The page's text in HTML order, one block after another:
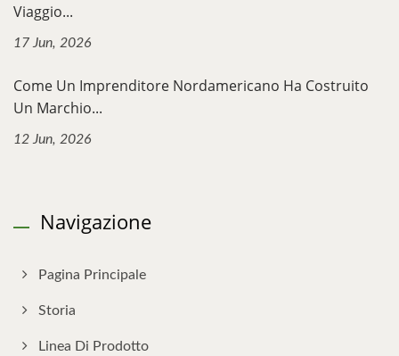
Viaggio...
17 Jun, 2026
Come Un Imprenditore Nordamericano Ha Costruito
Un Marchio...
12 Jun, 2026
Navigazione
Pagina Principale
Storia
Linea Di Prodotto